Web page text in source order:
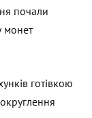
почали
монет
готівкою